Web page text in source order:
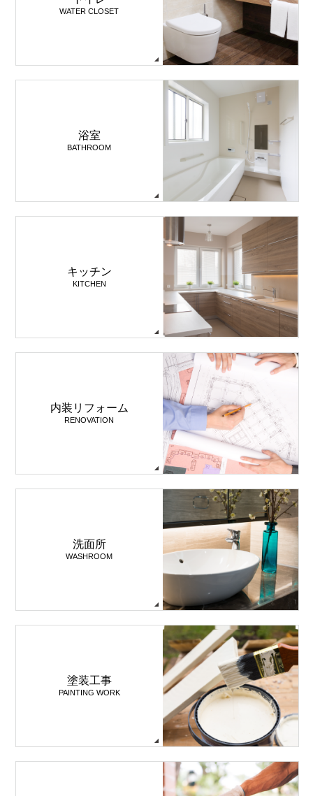
WATER CLOSET
浴室
BATHROOM
キッチン
KITCHEN
内装リフォーム
RENOVATION
洗面所
WASHROOM
塗装工事
PAINTING WORK